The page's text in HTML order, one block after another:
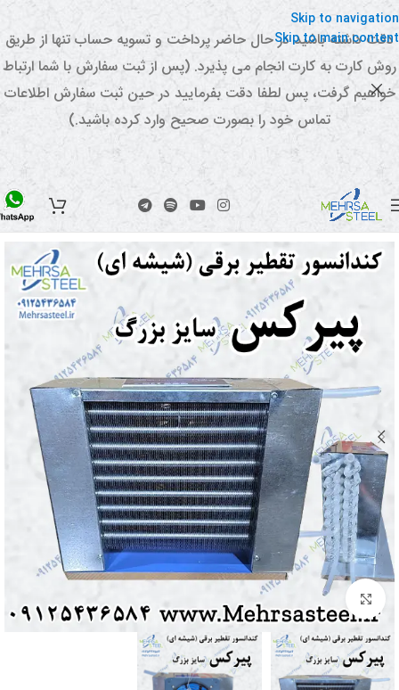
Skip to navigation
Skip to main content
دقت داشته باشید در حال حاضر پرداخت و تسویه حساب تنها از طریق
روش کارت به کارت انجام می پذیرد. (پس از ثبت سفارش با شما ارتباط
خواهیم گرفت، پس لطفا دقت بفرمایید در حین ثبت سفارش اطلاعات
تماس خود را بصورت صحیح وارد کرده باشید.)
برای بزرگنمایی کلیک کنید